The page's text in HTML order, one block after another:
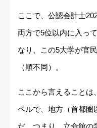
ここで、公認会計士
両方で5位以内に入っ
なり、この5大学が官
（順不同）。
ここから言えることは
ベルで、地方（首都圏
だ。つまり、立命館の